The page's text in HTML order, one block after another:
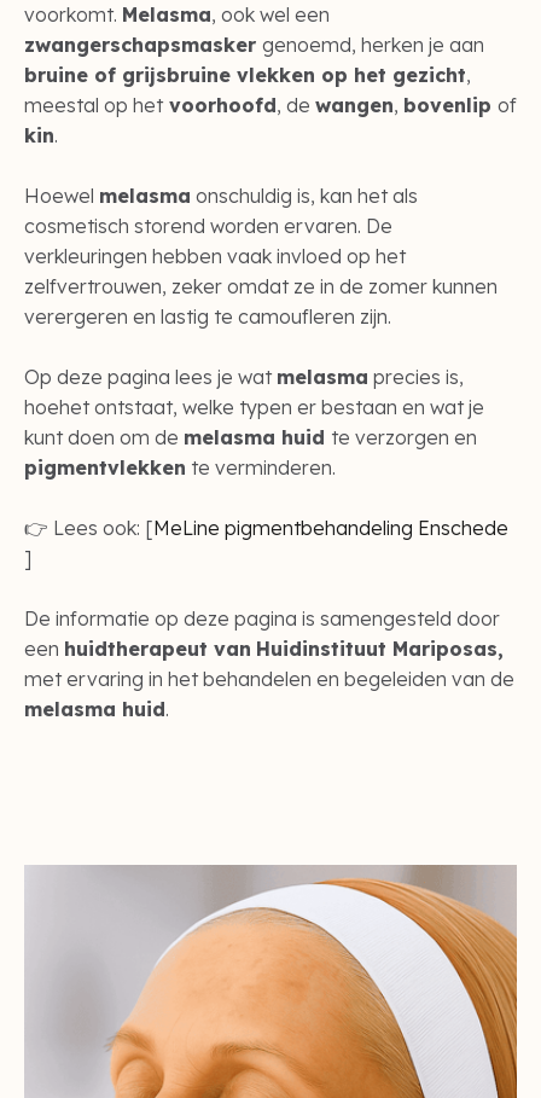
voorkomt. Melasma, ook wel een
zwangerschapsmasker genoemd, herken je aan
bruine of grijsbruine vlekken op het gezicht,
meestal op hetvoorhoofd, de wangen, bovenlip of
kin.
Hoewel melasma onschuldig is, kan het als
cosmetisch storend worden ervaren. De
verkleuringen hebben vaak invloed op het
zelfvertrouwen, zeker omdat ze in de zomer kunnen
verergeren en lastig te camoufleren zijn.
Op deze pagina lees je wat melasma precies is,
hoehet ontstaat, welke typen er bestaan en wat je
kunt doen om de melasma huid te verzorgen en
pigmentvlekken te verminderen.
👉 Lees ook: [MeLine pigmentbehandeling Enschede
]
De informatie op deze pagina is samengesteld door
een huidtherapeut van Huidinstituut Mariposas,
met ervaring in het behandelen en begeleiden van de
melasma huid.